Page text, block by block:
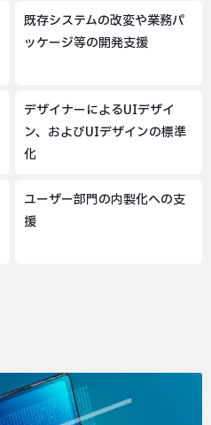
既存システムの改変や業務パ
ッケージ等の開発支援
デザイナーによるUIデザイ
ン、およびUIデザインの標準
化
ユーザー部門の内製化への支
援